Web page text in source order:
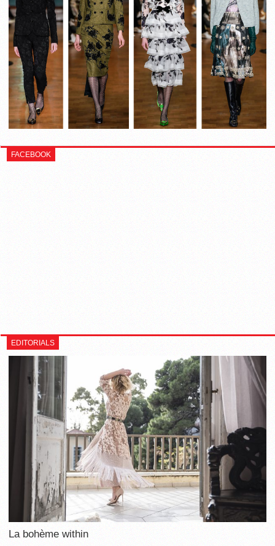
FACEBOOK
EDITORIALS
La bohème within